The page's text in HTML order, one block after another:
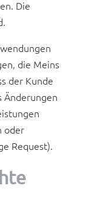
Die
die Meins
der Kunde
Änderungen
oder
Request).